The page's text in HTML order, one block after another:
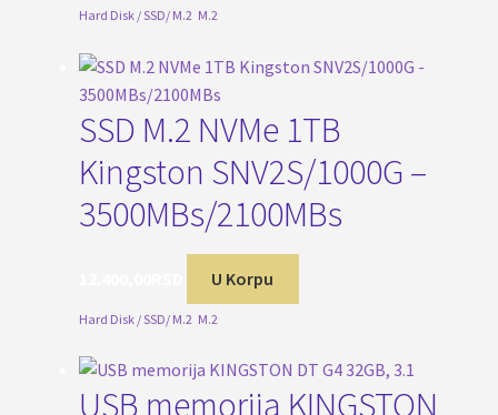
Hard Disk / SSD/ M.2, M.2
SSD M.2 NVMe 1TB
Kingston SNV2S/1000G –
3500MBs/2100MBs
U Korpu
Hard Disk / SSD/ M.2 M.2
USB memorija KINGSTON